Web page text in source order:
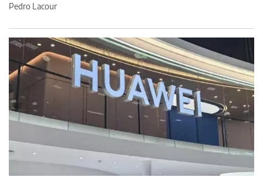
Pedro Lacour